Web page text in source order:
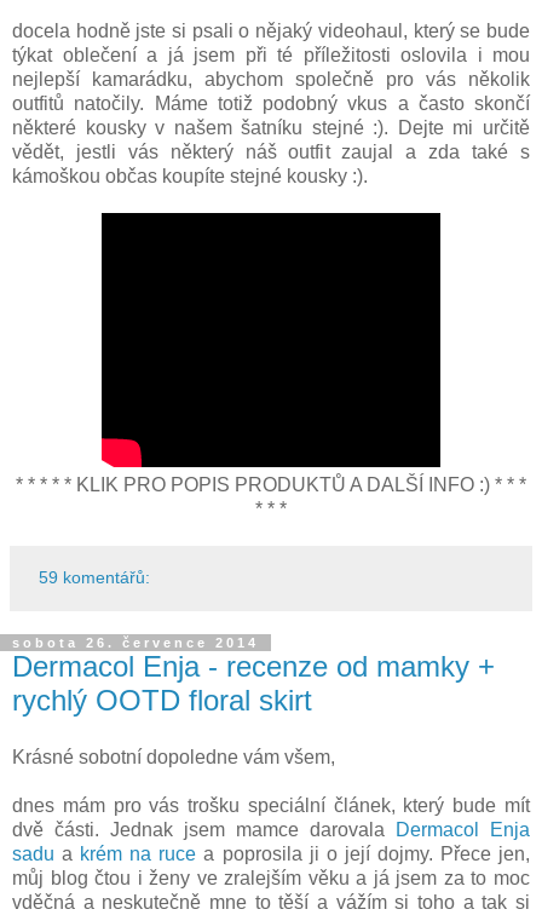
docela hodně jste si psali o nějaký videohaul, který se bude
týkat oblečení a já jsem při té příležitosti oslovila i mou
nejlepší kamarádku, abychom společně pro vás několik
outfitů natočily. Máme totiž podobný vkus a často skončí
některé kousky v našem šatníku stejné :). Dejte mi určitě
vědět, jestli vás některý náš outfit zaujal a zda také s
kámoškou občas koupíte stejné kousky :).
* * * * * KLIK PRO POPIS PRODUKTŮ A DALŠÍ INFO :) * * *
* * *
59 komentářů:
sobota 26. července 2014
Dermacol Enja - recenze od mamky +
rychlý OOTD floral skirt
Krásné sobotní dopoledne vám všem,
dnes mám pro vás trošku speciální článek, který bude mít
dvě části. Jednak jsem mamce darovala
Dermacol Enja
sadu a krém na ruce a poprosila ji o její dojmy. Přece jen,
můj blog čtou i ženy ve zralejším věku a já jsem za to moc
vděčná a neskutečně mne to těší a vážím si toho a tak si